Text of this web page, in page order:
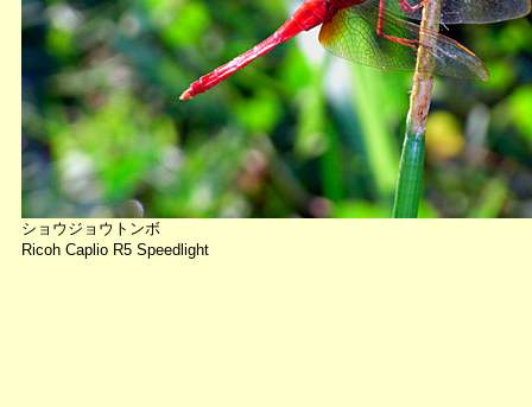
ショウジョウトンボ
Ricoh Caplio R5 Speedlight